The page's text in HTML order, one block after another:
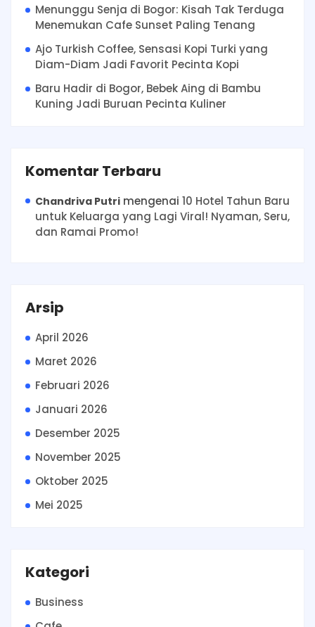
Menunggu Senja di Bogor: Kisah Tak Terduga
Menemukan Cafe Sunset Paling Tenang
Ajo Turkish Coffee, Sensasi Kopi Turki yang
Diam-Diam Jadi Favorit Pecinta Kopi
Baru Hadir di Bogor, Bebek Aing di Bambu
Kuning Jadi Buruan Pecinta Kuliner
Komentar Terbaru
Chandriva Putri mengenai 10 Hotel Tahun Baru
untuk Keluarga yang Lagi Viral! Nyaman, Seru,
dan Ramai Promo!
Arsip
April 2026
Maret 2026
Februari 2026
Januari 2026
Desember 2025
November 2025
Oktober 2025
Mei 2025
Kategori
Business